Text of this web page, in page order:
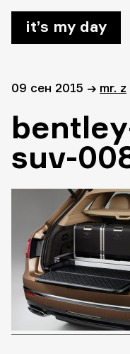
it’s my day
09 сен 2015 → mr. z
suv-